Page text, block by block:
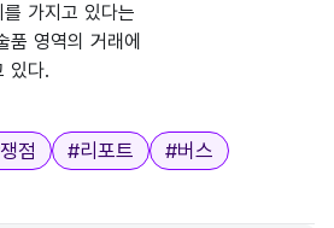
가지고 있다는
품 영역의 거래에
있다.
쟁점 #리포트 #버스